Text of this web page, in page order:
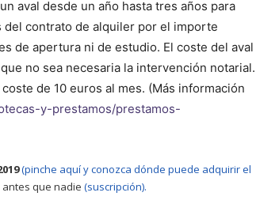
aval desde un año hasta tres años para
del contrato de alquiler por el importe
de apertura ni de estudio. El coste del aval
no sea necesaria la intervención notarial.
de 10 euros al mes. (Más información
y-prestamos/prestamos-
(pinche aquí y conozca dónde puede adquirir el
que nadie (suscripción).